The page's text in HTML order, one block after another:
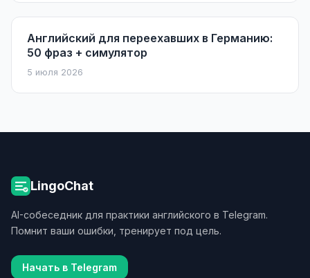
Английский для переехавших в Германию:
50 фраз + симулятор
5 июля 2026
LingoChat
AI-собеседник для практики английского в Telegram.
Помнит ваши ошибки, тренирует под цель.
Начать в Telegram